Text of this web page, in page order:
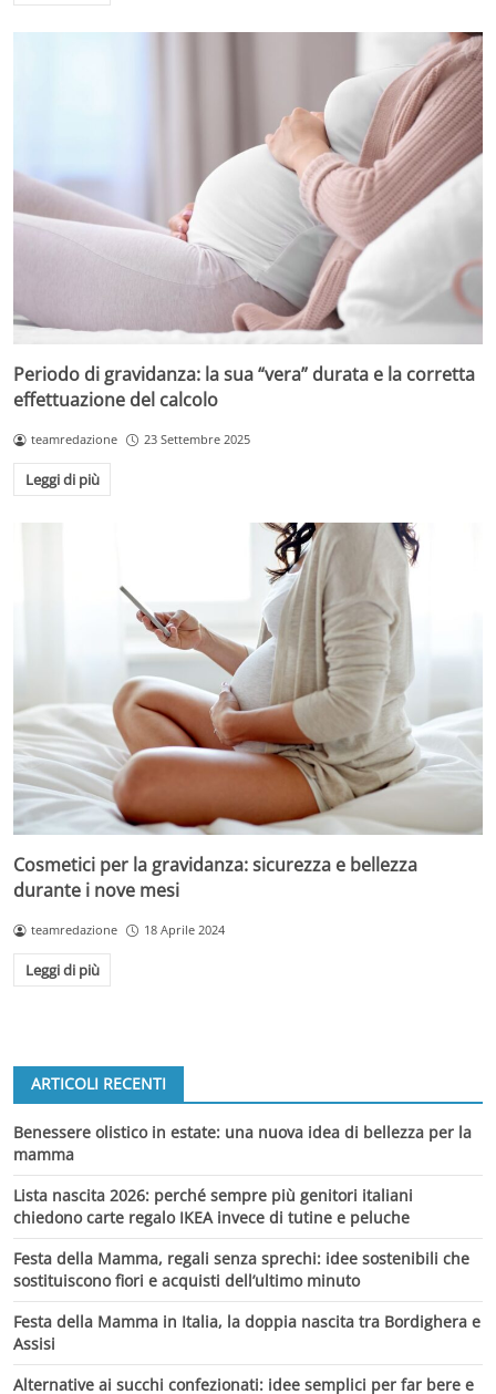
Periodo di gravidanza: la sua “vera” durata e la corretta
effettuazione del calcolo
teamredazione 23 Settembre 2025
Leggi di più
Cosmetici per la gravidanza: sicurezza e bellezza
durante i nove mesi
teamredazione 18 Aprile 2024
Leggi di più
ARTICOLI RECENTI
Benessere olistico in estate: una nuova idea di bellezza per la
mamma
Lista nascita 2026: perché sempre più genitori italiani
chiedono carte regalo IKEA invece di tutine e peluche
Festa della Mamma, regali senza sprechi: idee sostenibili che
sostituiscono fiori e acquisti dell’ultimo minuto
Festa della Mamma in Italia, la doppia nascita tra Bordighera e
Assisi
Alternative ai succhi confezionati: idee semplici per far bere e